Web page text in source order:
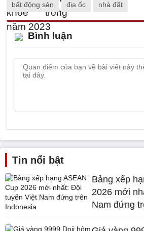
bất động sản địa ốc nhà đất
Bình luận
Tin nổi bật
Bảng xếp
2026 mới
Nam đứng